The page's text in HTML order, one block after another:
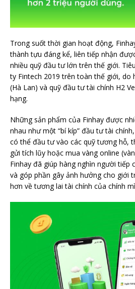
Trong suốt thời gian hoạt động,
thành tựu đáng kể, liên tiếp nhận
nhiều quỹ đầu tư lớn trên thế giới.
ty Fintech 2019 trên toàn thế giới, do
(Hà Lan) và quỹ đầu tư tài chính H2
hạng.
Những sản phẩm của Finhay được
nhau như một “bí kíp” đầu tư tài
có thể đầu tư vào các quỹ tương hỗ,
gửi tích lũy hoặc mua vàng online
Finhay đã giúp hàng nghìn người tiếp
và góp phần gây ảnh hưởng cho giới
hơn về tương lai tài chính của chính